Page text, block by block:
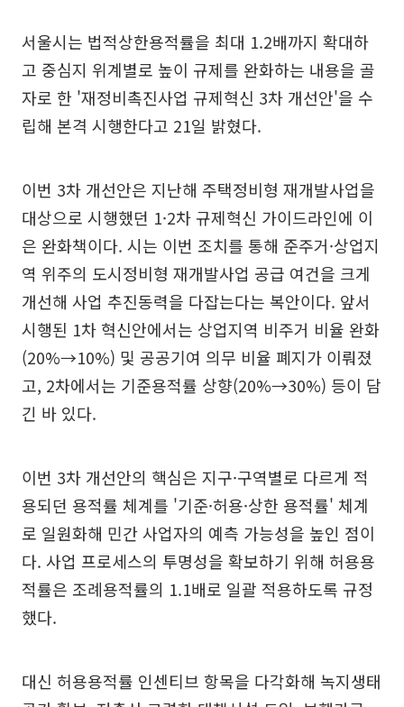
서울시는 법적상한용적률을 최대 1.2배까지 확대하
고 중심지 위계별로 높이 규제를 완화하는 내용을 골
자로 한 '재정비촉진사업 규제혁신 3차 개선안'을 수
립해 본격 시행한다고 21일 밝혔다.
이번 3차 개선안은 지난해 주택정비형 재개발사업을
대상으로 시행했던 1·2차 규제혁신 가이드라인에 이
은 완화책이다. 시는 이번 조치를 통해 준주거·상업지
역 위주의 도시정비형 재개발사업 공급 여건을 크게
개선해 사업 추진동력을 다잡는다는 복안이다. 앞서
시행된 1차 혁신안에서는 상업지역 비주거 비율 완화
(20%→10%) 및 공공기여 의무 비율 폐지가 이뤄졌
고, 2차에서는 기준용적률 상향(20%→30%) 등이 담
긴 바 있다.
이번 3차 개선안의 핵심은 지구·구역별로 다르게 적
용되던 용적률 체계를 '기준·허용·상한 용적률' 체계
로 일원화해 민간 사업자의 예측 가능성을 높인 점이
다. 사업 프로세스의 투명성을 확보하기 위해 허용용
적률은 조례용적률의 1.1배로 일괄 적용하도록 규정
했다.
대신 허용용적률 인센티브 항목을 다각화해 녹지생태